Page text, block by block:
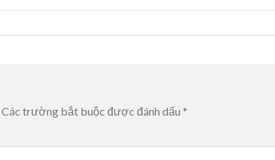
Các trường bắt buộc được đánh dấu *